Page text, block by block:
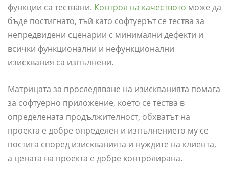
функции са тествани. Контрол на качеството може да
бъде постигнато, тъй като софтуерът се тества за
непредвидени сценарии с минимални дефекти и
всички функционални и нефункционални
изисквания са изпълнени.
Матрицата за проследяване на изискванията помага
за софтуерно приложение, което се тества в
определената продължителност, обхватът на
проекта е добре определен и изпълнението му се
постига според изискванията и нуждите на клиента,
а цената на проекта е добре контролирана.